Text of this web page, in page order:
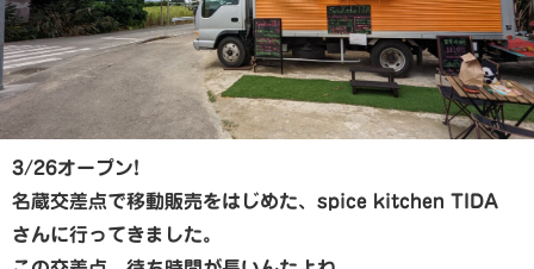
3/26オープン!
名蔵交差点で移動販売をはじめた、spice kitchen TIDA
さんに行ってきました。